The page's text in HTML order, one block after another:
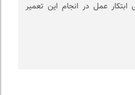
ابتکار عمل در انجام این تعمیر